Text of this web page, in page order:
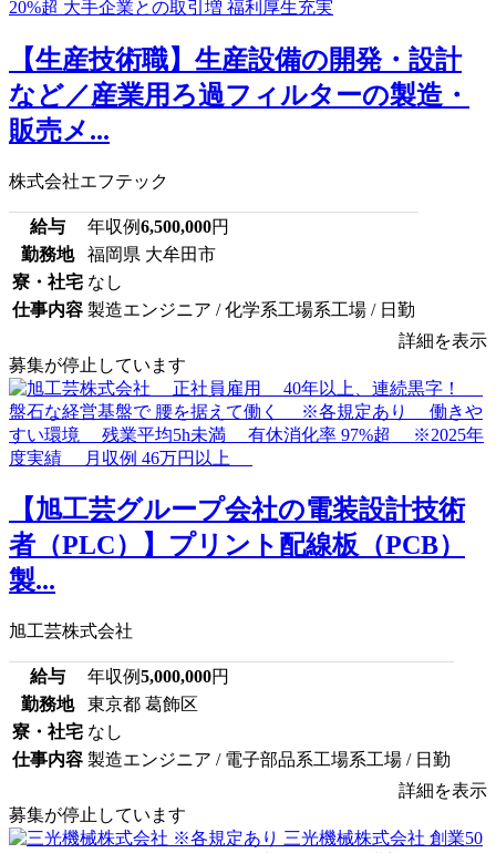
【生産技術職】生産設備の開発・設計
など／産業用ろ過フィルターの製造・
販売メ...
株式会社エフテック
給与 年収例6,500,000円
勤務地
福岡県 大牟田市
寮・社宅 なし
仕事内容 製造エンジニア / 化学系工場系工場 / 日勤
詳細を表示
募集が停止しています
【旭工芸グループ会社の電装設計技術
者（PLC）】プリント配線板（PCB）
製...
旭工芸株式会社
給与 年収例5,000,000円
勤務地
東京都 葛飾区
寮・社宅 なし
仕事内容 製造エンジニア / 電子部品系工場系工場 / 日勤
詳細を表示
募集が停止しています